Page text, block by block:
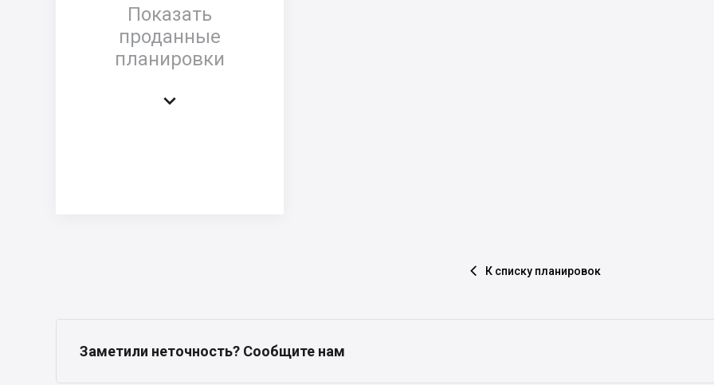
Показать
проданные
планировки

 К списку планировок
Заметили неточность? Сообщите нам